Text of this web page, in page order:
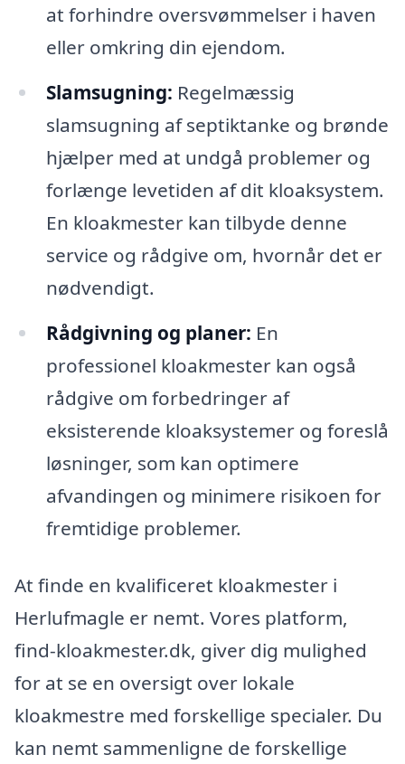
at forhindre oversvømmelser i haven
eller omkring din ejendom.
Slamsugning: Regelmæssig
slamsugning af septiktanke og brønde
hjælper med at undgå problemer og
forlænge levetiden af dit kloaksystem.
En kloakmester kan tilbyde denne
service og rådgive om, hvornår det er
nødvendigt.
Rådgivning og planer: En
professionel kloakmester kan også
rådgive om forbedringer af
eksisterende kloaksystemer og foreslå
løsninger, som kan optimere
afvandingen og minimere risikoen for
fremtidige problemer.
At finde en kvalificeret kloakmester i
Herlufmagle er nemt. Vores platform,
find-kloakmester.dk, giver dig mulighed
for at se en oversigt over lokale
kloakmestre med forskellige specialer. Du
kan nemt sammenligne de forskellige